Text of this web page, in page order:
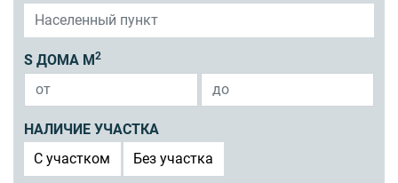
S ДОМА М 2
НАЛИЧИЕ УЧАСТКА
C участком
Без участка